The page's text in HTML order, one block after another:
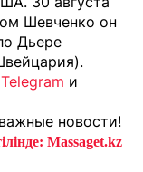
Шевченко он
Дьере
Telegram и
новости!
Massaget.kz